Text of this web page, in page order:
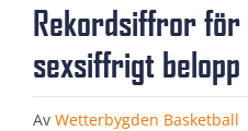
Rekordsiffror för
sexsiffrigt
Av Wetterbygden Basketball